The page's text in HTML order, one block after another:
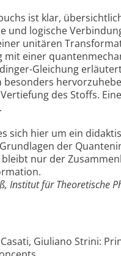
ist klar,
und logische
unitären
mit einer
Gleichung
besonders
des Stoffs.
sich hier um ein
der
nur der
Institut für Theoretische
Giuliano Strini: